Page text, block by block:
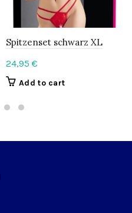
Spitzenset schwarz XL
24,95 €
Add to cart